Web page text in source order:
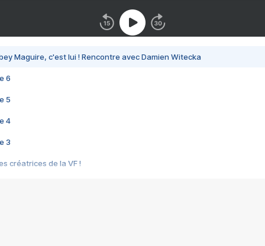
Maguire, c'est lui ! Rencontre avec Damien Witecka
6
5
4
3
créatrices de la VF !